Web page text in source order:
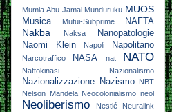
Mumia Abu-Jamal Munduruku MUOS
Musica Mutui-Subprime NAFTA
Nakba Naksa
Nanopatologie
Naomi Klein
Napoli Napolitano
Narcotraffico NASA nat NATO
Nattokinasi Nazionalismo
Nazionalizzazione Nazismo
NBT
Nelson Mandela Neocolonialismo neol
Neoliberismo Nestlé
Neuralink